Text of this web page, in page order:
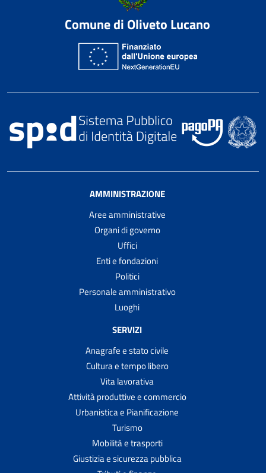
Comune di Oliveto Lucano
AMMINISTRAZIONE
Aree amministrative
Organi di governo
Uffici
Enti e fondazioni
Politici
Personale amministrativo
Luoghi
SERVIZI
Anagrafe e stato civile
Cultura e tempo libero
Vita lavorativa
Attività produttive e commercio
Urbanistica e Pianificazione
Turismo
Mobilità e trasporti
Giustizia e sicurezza pubblica